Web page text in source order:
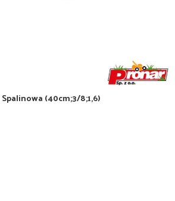
Spalinowa (40cm;3/8;1,6)